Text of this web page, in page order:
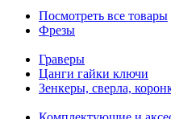
Посмотреть все товары
Фрезы
Граверы
Цанги гайки ключи
Зенкеры, сверла,